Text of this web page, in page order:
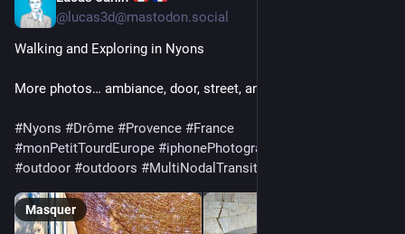
@ lucas3d@mastodon.social
Walking and Exploring in Nyons
More photos… ambiance, door, street, and a banana plant
#Nyons #Drôme #Provence #France
#monPetitTourdEurope #iphonePhotography
#outdoor #outdoors #MultiNodalTransit
Masquer